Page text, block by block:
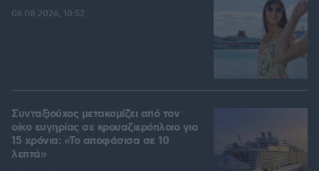
06.08.2026, 10:52
Συνταξιούχος μετακομίζει από τον
οίκο ευγηρίας σε κρουαζιερόπλοιο για
15 χρόνια: «Το αποφάσισα σε 10
λεπτά»